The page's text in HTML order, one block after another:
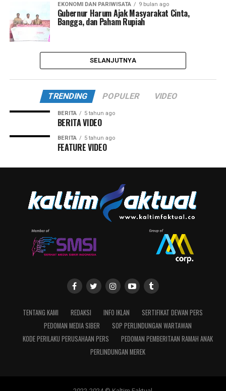
EKONOMI DAN PARIWISATA 9 bulan ago
Gubernur Harum Ajak Masyarakat Cinta,
Bangga, dan Paham Rupiah
SELANJUTNYA
TRENDING POPULER VIDEO
BERITA 5 tahun ago
BERITA VIDEO
BERITA 5 tahun ago
FEATURE VIDEO
TENTANG KAMI REDAKSI INFO IKLAN
SERTIFIKAT DEWAN PERS
PEDOMAN MEDIA SIBER
SOP PERLINDUNGAN WARTAWAN
KODE PERILAKU PERUSAHAAN PERS
PEDOMAN PEMBERITAAN RAMAH ANAK
PERLINDUNGAN MEREK